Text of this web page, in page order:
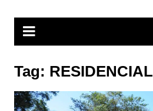
Tag: RESIDENCIAL